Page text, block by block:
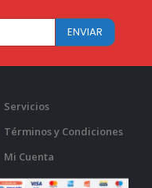
Servicios
Términos y Condiciones
Mi Cuenta